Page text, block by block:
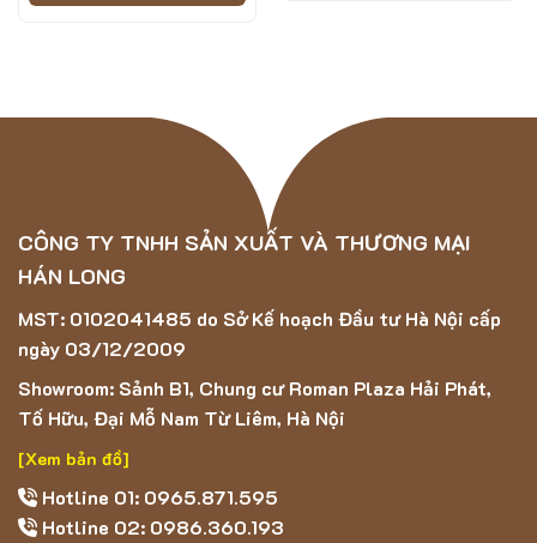
CÔNG TY TNHH SẢN XUẤT VÀ THƯƠNG MẠI
HÁN LONG
MST: 0102041485 do Sở Kế hoạch Đầu tư Hà Nội cấp
ngày 03/12/2009
Showroom: Sảnh B1, Chung cư Roman Plaza Hải Phát,
Tố Hữu, Đại Mỗ Nam Từ Liêm, Hà Nội
[Xem bản đồ]
Hotline 01: 0965.871.595
Hotline 02: 0986.360.193